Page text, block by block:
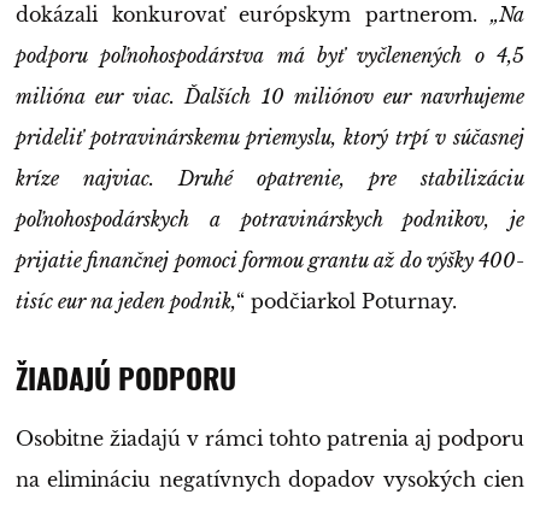
dokázali konkurovať európskym partnerom. „Na
podporu poľnohospodárstva má byť vyčlenených o 4,5
milióna eur viac. Ďalších 10 miliónov eur navrhujeme
prideliť potravinárskemu priemyslu, ktorý trpí v súčasnej
kríze najviac. Druhé opatrenie, pre stabilizáciu
poľnohospodárskych a potravinárskych podnikov, je
prijatie finančnej pomoci formou grantu až do výšky 400-
tisíc eur na jeden podnik,“ podčiarkol Poturnay.
ŽIADAJÚ PODPORU
Osobitne žiadajú v rámci tohto patrenia aj podporu
na elimináciu negatívnych dopadov vysokých cien